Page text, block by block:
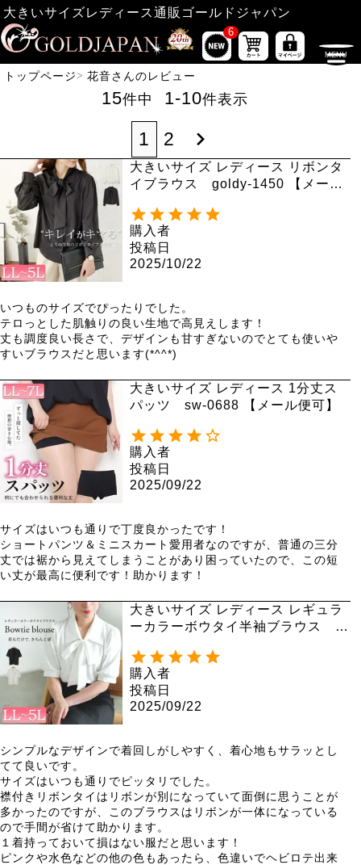
大きいサイズレディース通販ゴールドジャパン
6
トップページ 花音さんのレビュー
15件中 1-10件表示
1 2
大きいサイズ レディース リボンタ
イブラウス goldy-1450 【メール
購入者
投稿日
2025/10/22
いつものサイズでぴったりでした。
テロっとした肌触りの良い生地で高見えします！
丈も調度良い長さで、デザインも甘すぎないのでとても使いや
すいブラウスだと思います(*^^*)
大きいサイズ レディース 1分丈ス
パッツ sw-0688 【メール便可】
購入者
投稿日
2025/09/22
サイズはいつも通りで丁度良かったです！
ショートパンツ＆ミニスカート愛用者なのですが、普通の三分
丈では裾から見えてしまうことがあり困っていたので、この短
い丈が最高に便利です！助かります！
大きいサイズ レディース レギュラ
ーカラーボウタイ半袖ブラウス g
購入者
投稿日
2025/09/22
シンプルなデザインで着回しがしやすく、着心地もサラッとし
てて良いです。
サイズはいつも通りでピッタリでした。
襟付きリボンタイはリボンが別になっていて面倒に思うことが
多かったのですが、このブラウスはリボンが一体になっている
ので手間が省けて助かります。
１着持っておいて損はない服だと思います！
ピンクや水色などの他の色もあったら、色違いでヘビロテ出来